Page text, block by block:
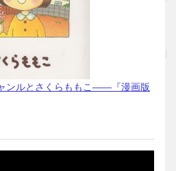
ンルとさくらももこ――『漫画版